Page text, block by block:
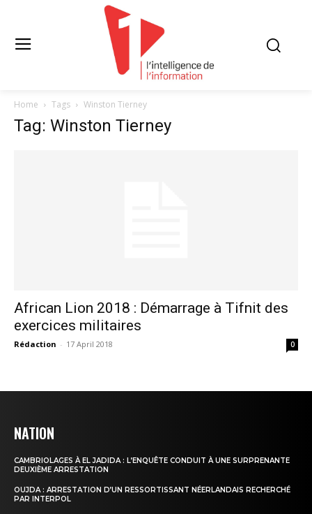
Home Tags Winston Tierney
Tag: Winston Tierney
African Lion 2018 : Démarrage à Tifnit des
exercices militaires
Rédaction - 17 April 2018 0
NATION
CAMBRIOLAGES À EL JADIDA : L’ENQUÊTE CONDUIT À UNE SURPRENANTE
DEUXIÈME ARRESTATION
OUJDA : ARRESTATION D’UN RESSORTISSANT NÉERLANDAIS RECHERCHÉ
PAR INTERPOL